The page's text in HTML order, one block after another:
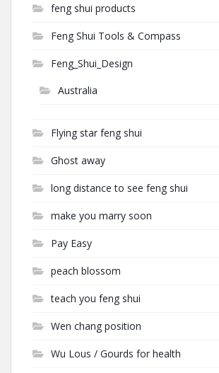
feng shui products
Feng Shui Tools & Compass
Feng_Shui_Design
Australia
Flying star feng shui
Ghost away
long distance to see feng shui
make you marry soon
Pay Easy
peach blossom
teach you feng shui
Wen chang position
Wu Lous / Gourds for health